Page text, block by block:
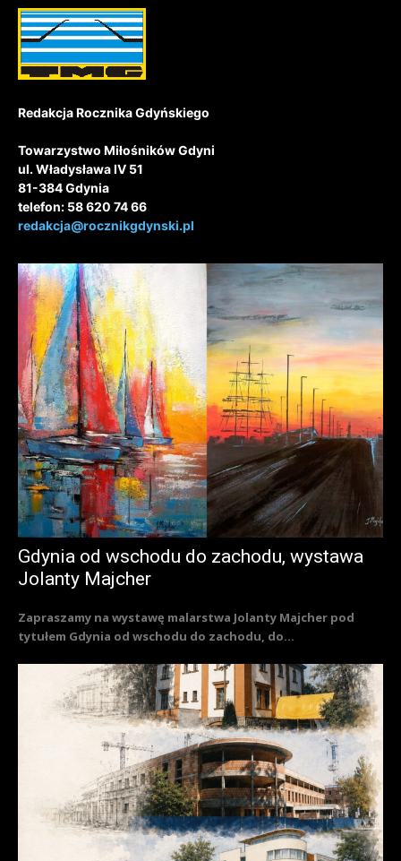
Redakcja Rocznika Gdyńskiego
Towarzystwo Miłośników Gdyni
ul. Władysława IV 51
81-384 Gdynia
telefon: 58 620 74 66
redakcja@rocznikgdynski.pl
Gdynia od wschodu do zachodu, wystawa
Jolanty Majcher
Zapraszamy na wystawę malarstwa Jolanty Majcher pod
tytułem Gdynia od wschodu do zachodu, do...